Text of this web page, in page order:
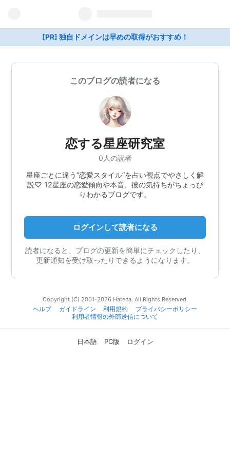
[PR] 独自ドメインは早めの取得がおすすめ！
このブログの読者になる
恋する星座研究室
0人の読者
星座ごとに違う“恋愛スタイル”を占い視点でやさしく解
説♡ 12星座の恋愛傾向や本音、彼の気持ちがちょっぴ
りわかるブログです。
ログインして読者になる
読者になると、ブログの更新を簡単にチェックしたり、
更新通知を受け取ったりできるようになります。
Copyright (C) 2001-2026 Hatena. All Rights Reserved.
ヘルプ
ガイドライン 利用規約
プライバシーポリシー
利用者情報の外部送信について
日本語 PC版 ログイン